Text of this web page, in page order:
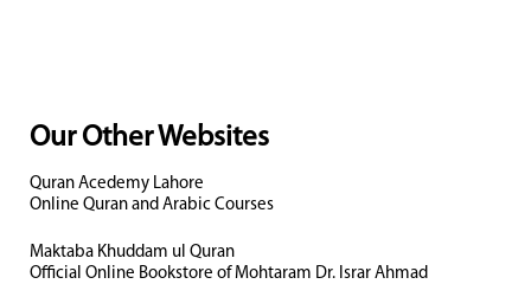
Our Other Websites
Quran Acedemy Lahore
Online Quran and Arabic Courses
Maktaba Khuddam ul Quran
Official Online Bookstore of Mohtaram Dr. Israr Ahmad